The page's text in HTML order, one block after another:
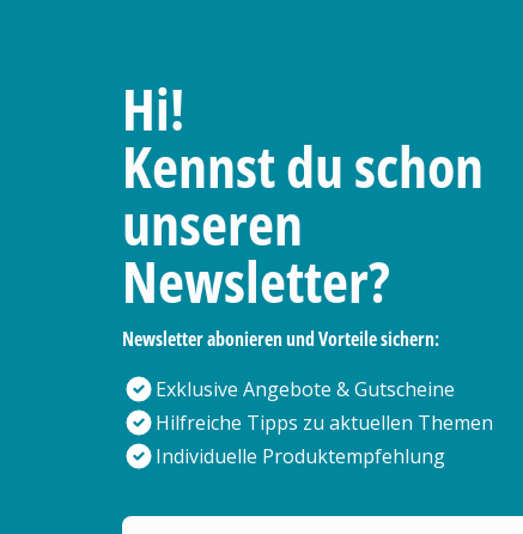
Hi!
Kennst du schon
unseren
Newsletter?
Newsletter abonieren und Vorteile sichern:
Exklusive Angebote & Gutscheine
Hilfreiche Tipps zu aktuellen Themen
Individuelle Produktempfehlung
Deine E-Mail Adresse